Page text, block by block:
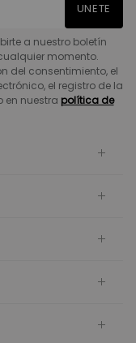
UNETE
a nuestro boletín
momento.
del consentimiento, el
el registro de la
en nuestra política de